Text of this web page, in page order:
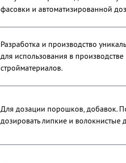
фасовки и автоматизированной
Разработка и производство
для использования в производстве
стройматериалов.
Для дозации порошков, добавок.
дозировать липкие и волокнистые